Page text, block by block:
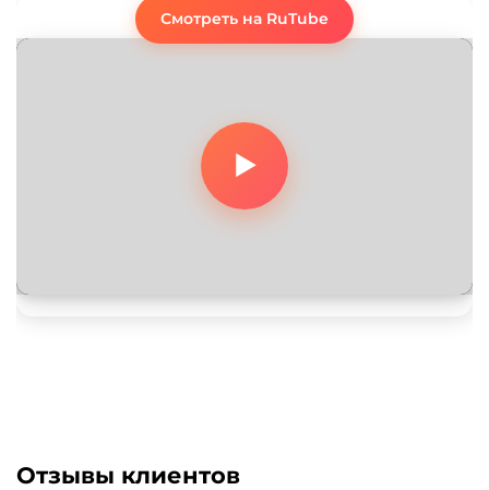
Смотреть на RuTube
Отзывы клиентов